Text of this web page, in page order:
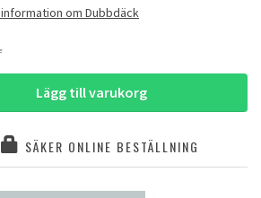
om Dubbdäck
Lägg till varukorg
SÄKER ONLINE BESTÄLLNING